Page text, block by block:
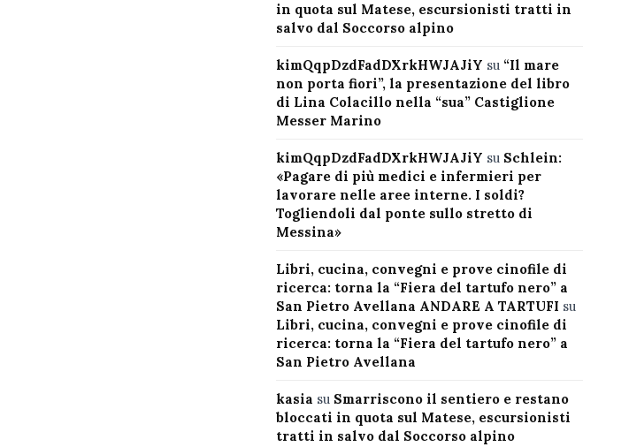
in quota sul Matese, escursionisti tratti in
salvo dal Soccorso alpino
kimQqpDzdFadDXrkHWJAJiY su “Il mare
non porta fiori”, la presentazione del libro
di Lina Colacillo nella “sua” Castiglione
Messer Marino
kimQqpDzdFadDXrkHWJAJiY su Schlein:
«Pagare di più medici e infermieri per
lavorare nelle aree interne. I soldi?
Togliendoli dal ponte sullo stretto di
Messina»
Libri, cucina, convegni e prove cinofile di
ricerca: torna la “Fiera del tartufo nero” a
San Pietro Avellana ANDARE A TARTUFI su
Libri, cucina, convegni e prove cinofile di
ricerca: torna la “Fiera del tartufo nero” a
San Pietro Avellana
kasia su Smarriscono il sentiero e restano
bloccati in quota sul Matese, escursionisti
tratti in salvo dal Soccorso alpino